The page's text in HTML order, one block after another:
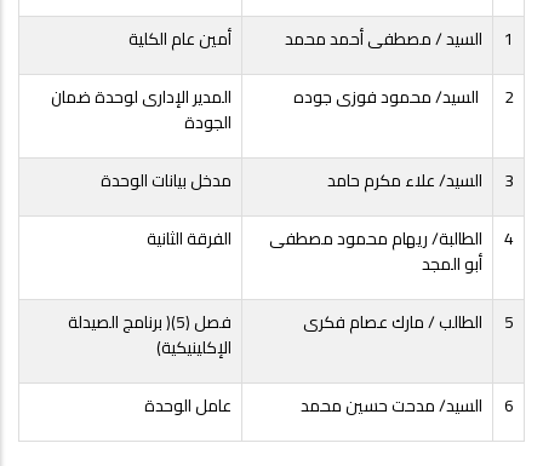
1
السيد / مصطفى أحمد محمد
أمين عام الكلية
2
السيد/ محمود فوزى جوده
المدير الإدارى لوحدة ضمان
الجودة
3
السيد/ علاء مكرم حامد
مدخل بيانات الوحدة
4
الطالبة/ ريهام محمود مصطفى
أبو المجد
الفرقة الثانية
5 الطالب / مارك عصام فكرى
فصل (5)( برنامج الصيدلة
الإكلينيكية)
6
السيد/ مدحت حسين محمد عامل الوحدة